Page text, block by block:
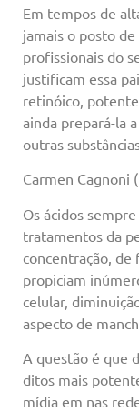
Em tempos de
jamais o posto
profissionais do
justificam essa
retinóico,
ainda prepará-la
outras
Carmen Cagnoni
Os ácidos
tratamentos da
concentração, de
propiciam
celular,
aspecto de
A questão é que
ditos mais
mídia em nas